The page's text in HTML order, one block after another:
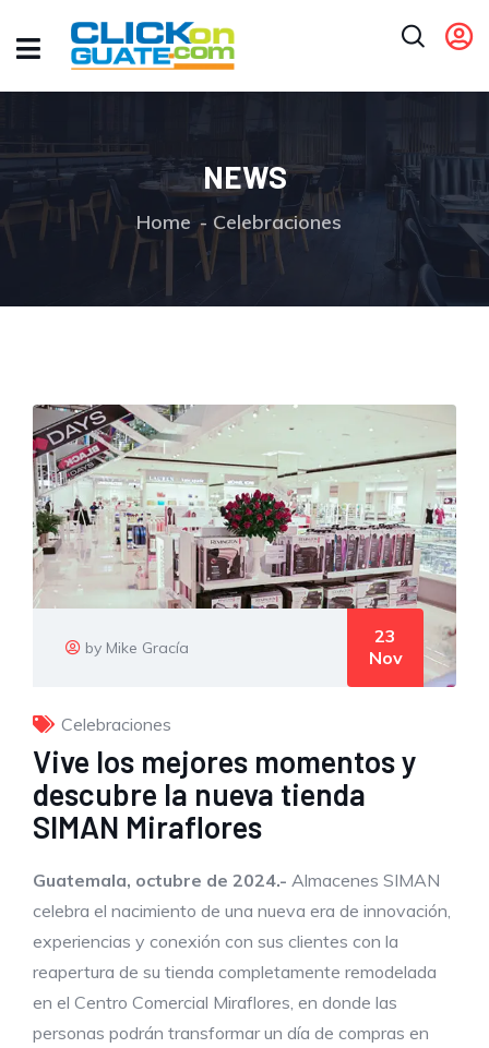
NEWS
Home Celebraciones
by Mike Gracía
23
Nov
Celebraciones
Vive los mejores momentos y
descubre la nueva tienda
SIMAN Miraflores
Guatemala, octubre de 2024.- Almacenes SIMAN
celebra el nacimiento de una nueva era de innovación,
experiencias y conexión con sus clientes con la
reapertura de su tienda completamente remodelada
en el Centro Comercial Miraflores, en donde las
personas podrán transformar un día de compras en